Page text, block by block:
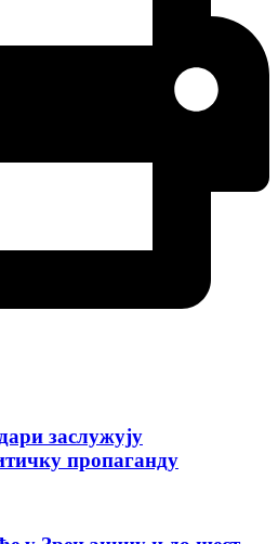
заслужују
пропаганду